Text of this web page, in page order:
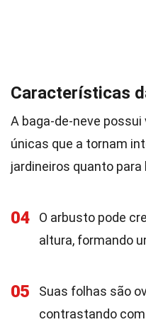
Características
A baga-de-neve
únicas que a tornam
jardineiros quanto
04
O arbusto pode
altura, formando
05
Suas folhas são
contrastando